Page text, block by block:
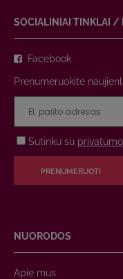
SOCIALINIAI TINKLAI /
Facebook
Prenumeruokite
Sutinku su
PRENUMERUOTI
NUORODOS
Apie mus